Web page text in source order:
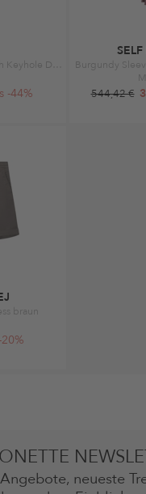
-44%
Burgundy
544,42 €
braun
-20%
neueste